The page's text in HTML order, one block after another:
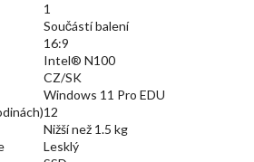
1
Součástí balení
16:9
Intel® N100
CZ/SK
Windows 11 Pro EDU
12
Nižší než 1.5 kg
Lesklý